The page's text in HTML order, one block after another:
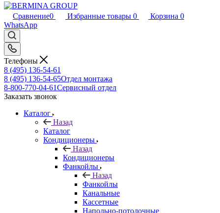
Сравнение0 Избранные товары 0 Корзина 0
WhatsApp
Телефоны
8 (495) 136-54-61
8 (495) 136-54-65Отдел монтажа
8-800-770-04-61Сервисный отдел
Заказать звонок
Каталог
Назад
Каталог
Кондиционеры
Назад
Кондиционеры
Фанкойлы
Назад
Фанкойлы
Канальные
Кассетные
Напольно-потолочные